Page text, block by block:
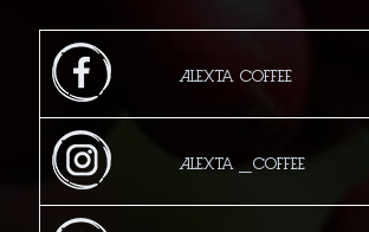
Alexta Coffee
Alexta _Coffee